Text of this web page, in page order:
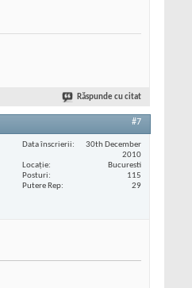
Răspunde cu citat
#7
Data înscrierii
30th December
2010
Locaţie
Bucuresti
Posturi
115
Putere Rep
29